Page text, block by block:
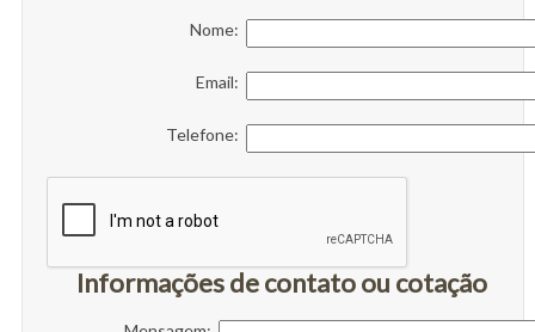
Nome:
Email:
Telefone:
Informações de contato ou cotação